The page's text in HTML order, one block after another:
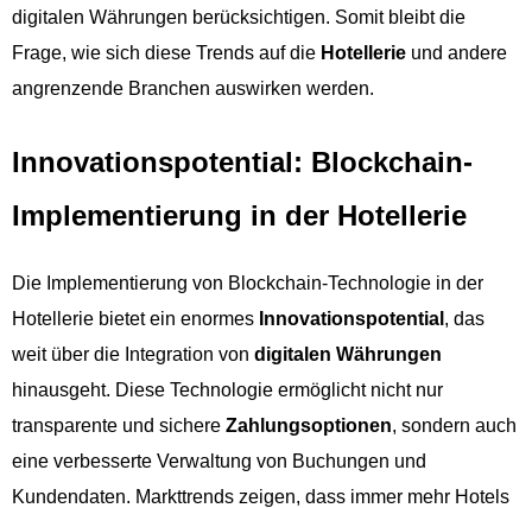
digitalen Währungen berücksichtigen. Somit bleibt die
Frage, wie sich diese Trends auf die Hotellerie und andere
angrenzende Branchen auswirken werden.
Innovationspotential: Blockchain-
Implementierung in der Hotellerie
Die Implementierung von Blockchain-Technologie in der
Hotellerie bietet ein enormes Innovationspotential , das
weit über die Integration von digitalen Währungen
hinausgeht. Diese Technologie ermöglicht nicht nur
transparente und sichere Zahlungsoptionen, sondern auch
eine verbesserte Verwaltung von Buchungen und
Kundendaten. Markttrends zeigen, dass immer mehr Hotels